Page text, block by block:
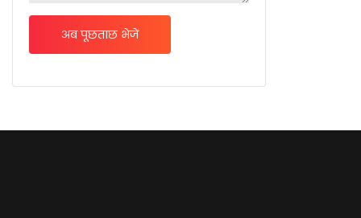
अब पूछताछ भेजें